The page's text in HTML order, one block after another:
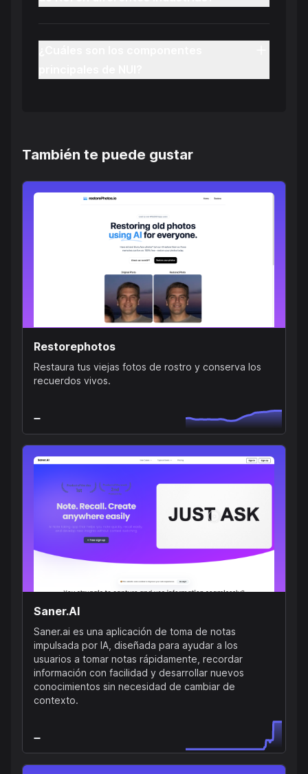
También te puede gustar
Restorephotos
Restaura tus viejas fotos de rostro y conserva los
recuerdos vivos.
Saner.AI
Saner.ai es una aplicación de toma de notas
impulsada por IA, diseñada para ayudar a los
usuarios a tomar notas rápidamente, recordar
información con facilidad y desarrollar nuevos
conocimientos sin necesidad de cambiar de
contexto.